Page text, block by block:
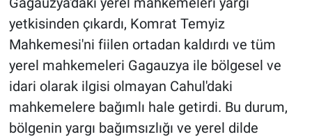
yetkisinden çıkardı, Komrat Temyiz
Mahkemesi'ni fiilen ortadan kaldırdı ve tüm
yerel mahkemeleri Gagauzya ile bölgesel ve
idari olarak ilgisi olmayan Cahul'daki
mahkemelere bağımlı hale getirdi. Bu durum,
bölgenin yargı bağımsızlığı ve yerel dilde